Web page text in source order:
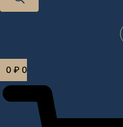
0 ₽ 0